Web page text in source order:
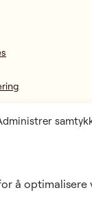
å optimalisere